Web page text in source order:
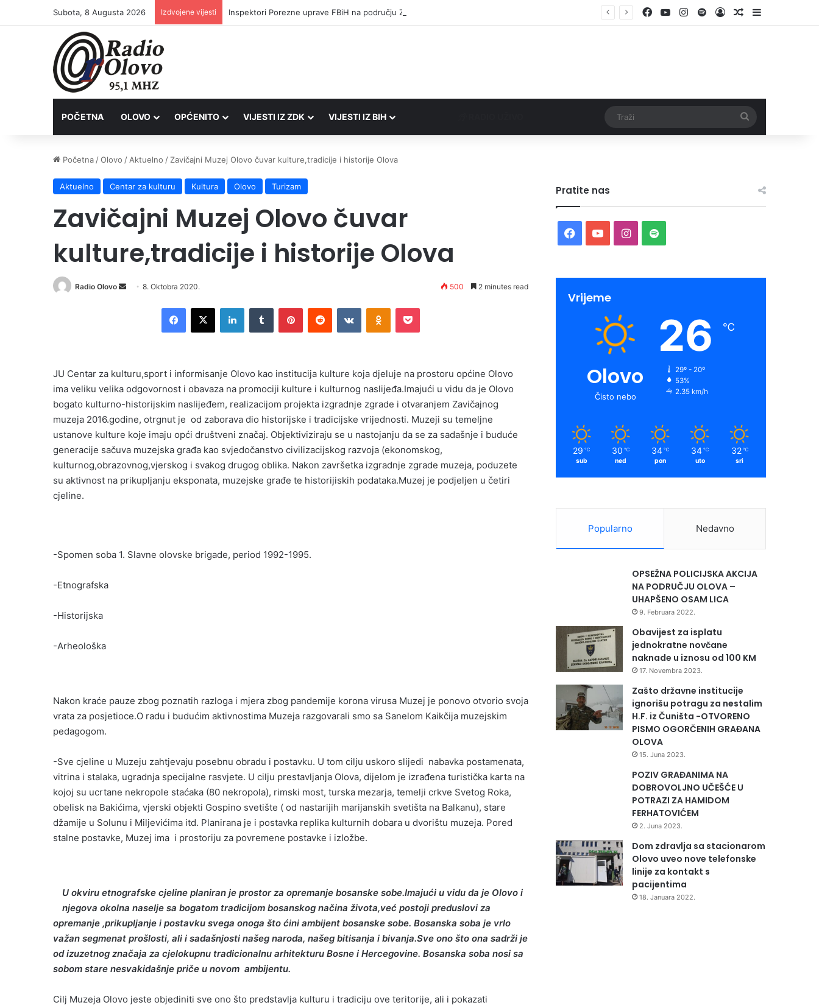
Subota, 8 Augusta 2026 Izdvojene vijesti Inspektori Porezne uprave FBiH na području ZDK izvršili 24 inspekcijska nadzora Facebook
YouTubeInstagram
SpotifyLog InRandom Article
Sidebar
POČETNA OLOVO OPĆENITO VIJESTI IZ ZDK VIJESTI IZ BIH
Početna /Olovo / Aktuelno / Zavičajni Muzej Olovo čuvar kulture,tradicije i historije Olova
Aktuelno Centar za kulturu Kultura Olovo Turizam
Zavičajni Muzej Olovo čuvar
kulture,tradicije i historije Olova
Radio Olovo
Send8. Oktobra 2020. 500 2 minutes read
Facebook
X LinkedInTumblr PinterestReddit VKontakteOdnoklassniki
Pocket
JU Centar za kulturu,sport i informisanje Olovo kao institucija kulture koja djeluje na prostoru općine Olovo
ima veliku velika odgovornost i obavaza na promociji kulture i kulturnog naslijeđa.Imajući u vidu da je Olovo
bogato kulturno-historijskim naslijeđem, realizacijom projekta izgradnje zgrade i otvaranjem Zavičajnog
muzeja 2016.godine, otrgnut je od zaborava dio historijske i tradicijske vrijednosti. Muzeji su temeljne
ustanove kulture koje imaju opći društveni značaj. Objektiviziraju se u nastojanju da se za sadašnje i buduće
generacije sačuva muzejska građa kao svjedočanstvo civilizacijskog razvoja (ekonomskog,
kulturnog,obrazovnog,vjerskog i svakog drugog oblika. Nakon završetka izgradnje zgrade muzeja, poduzete
su aktivnost na prikupljanju eksponata, muzejske građe te historijiskih podataka.Muzej je podjeljen u četiri
cjeline.
-Spomen soba 1. Slavne olovske brigade, period 1992-1995.
-Etnografska
-Historijska
-Arheološka
Nakon kraće pauze zbog poznatih razloga i mjera zbog pandemije korona virusa Muzej je ponovo otvorio svoja
vrata za posjetioce.O radu i budućim aktivnostima Muzeja razgovarali smo sa Sanelom Kaikčija muzejskim
pedagogom.
-Sve cjeline u Muzeju zahtjevaju posebnu obradu i postavku. U tom cilju uskoro slijedi nabavka postamenata,
vitrina i stalaka, ugradnja specijalne rasvjete. U cilju prestavljanja Olova, dijelom je izrađena turistička karta na
kojoj su ucrtane nekropole staćaka (80 nekropola), rimski most, turska mezarja, temelji crkve Svetog Roka,
obelisk na Bakićima, vjerski objekti Gospino svetište ( od nastarijih marijanskih svetišta na Balkanu), stare
džamije u Solunu i Miljevićima itd. Planirana je i postavka replika kulturnih dobara u dvorištu muzeja. Pored
stalne postavke, Muzej ima i prostoriju za povremene postavke i izložbe.
U okviru etnografske cjeline planiran je prostor za opremanje bosanske sobe.Imajući u vidu da je Olovo i
njegova okolna naselje sa bogatom tradicijom bosanskog načina života,već postoji preduslovi za
opremanje ,prikupljanje i postavku svega onoga što ćini ambijent bosanske sobe. Bosanska soba je vrlo
važan segmenat prošlosti, ali i sadašnjosti našeg naroda, našeg bitisanja i bivanja.Sve ono što ona sadrži je
od izuzetnog značaja za cjelokupnu tradicionalnu arhitekturu Bosne i Hercegovine. Bosanska soba nosi sa
sobom stare nesvakidašnje priče u novom ambijentu.
Cilj Muzeja Olovo jeste objediniti sve ono što predstavlja kulturu i tradiciju ove teritorije, ali i pokazati
Pratite nas
Facebook
YouTubeInstagram
Spotify
Vrijeme
Olovo
Čisto nebo
26 ℃
29º - 20º
53%
2.35 km/h
29 ℃
sub
30 ℃
ned
34 ℃
pon
34 ℃
uto
32 ℃
sri
Popularno Nedavno
OPSEŽNA POLICIJSKA AKCIJA
NA PODRUČJU OLOVA –
UHAPŠENO OSAM LICA
9. Februara 2022.
Obavijest za isplatu
jednokratne novčane
naknade u iznosu od 100 KM
17. Novembra 2023.
Zašto državne institucije
ignorišu potragu za nestalim
H.F. iz Čuništa -OTVORENO
PISMO OGORČENIH GRAĐANA
OLOVA
15. Juna 2023.
POZIV GRAĐANIMA NA
DOBROVOLJNO UČEŠĆE U
POTRAZI ZA HAMIDOM
FERHATOVIĆEM
2. Juna 2023.
Dom zdravlja sa stacionarom
Olovo uveo nove telefonske
linije za kontakt s
pacijentima
18. Januara 2022.